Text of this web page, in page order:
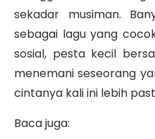
sekadar musiman.
sebagai lagu yang
sosial, pesta kecil
menemani seseorang
cintanya kali ini lebih
Baca juga: